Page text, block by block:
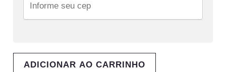
ADICIONAR AO CARRINHO